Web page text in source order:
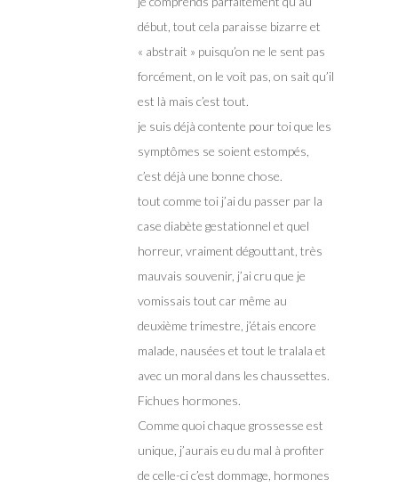
début, tout cela paraisse bizarre et
« abstrait » puisqu’on ne le sent pas
forcément, on le voit pas, on sait qu’il
est là mais c’est tout.
je suis déjà contente pour toi que les
symptômes se soient estompés,
c’est déjà une bonne chose.
tout comme toi j’ai du passer par la
case diabète gestationnel et quel
horreur, vraiment dégouttant, très
mauvais souvenir, j’ai cru que je
vomissais tout car même au
deuxième trimestre, j’étais encore
malade, nausées et tout le tralala et
avec un moral dans les chaussettes.
Fichues hormones.
Comme quoi chaque grossesse est
unique, j’aurais eu du mal à profiter
de celle-ci c’est dommage, hormones